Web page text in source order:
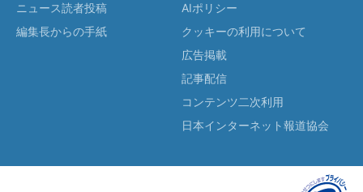
ニュース読者投稿
編集長からの手紙
AIポリシー
クッキーの利用について
広告掲載
記事配信
コンテンツ二次利用
日本インターネット報道協会